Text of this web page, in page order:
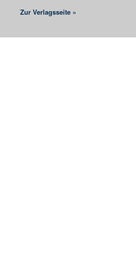
Zur Verlagsseite »